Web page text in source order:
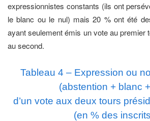
expressionnistes constants (ils ont
le blanc ou le nul) mais 20 % ont été
ayant seulement émis un vote au premier
au second.
Tableau 4 – Expression ou
(abstention + blanc
d’un vote aux deux tours
(en % des